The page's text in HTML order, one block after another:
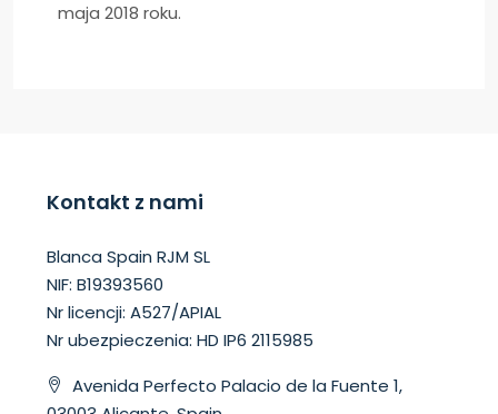
maja 2018 roku.
Kontakt z nami
Blanca Spain RJM SL
NIF: B19393560
Nr licencji: A527/APIAL
Nr ubezpieczenia: HD IP6 2115985
Avenida Perfecto Palacio de la Fuente 1,